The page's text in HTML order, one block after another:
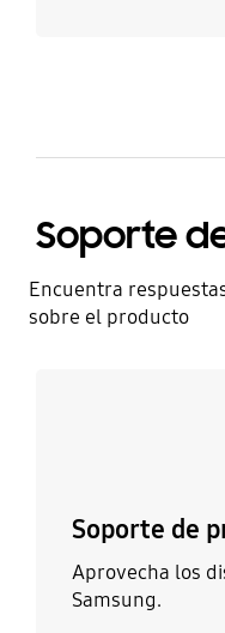
Soporte
Encuentra
sobre el producto
Soporte de
Aprovecha los
Samsung.